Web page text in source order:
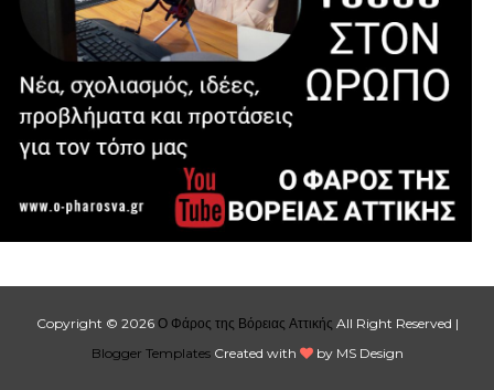
Copyright © 2026 Ο Φάρος της Βόρειας Αττικής All Right Reserved |
Blogger TemplatesCreated with by MS Design